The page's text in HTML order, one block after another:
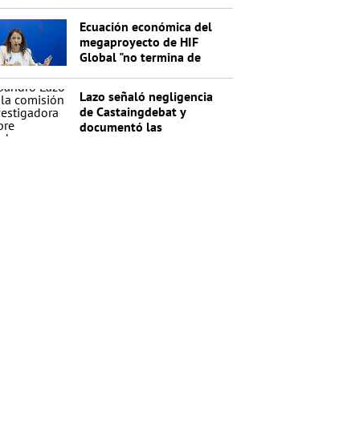
Ecuación económica del
megaproyecto de HIF
Global "no termina de
Lazo señaló negligencia
de Castaingdebat y
documentó las